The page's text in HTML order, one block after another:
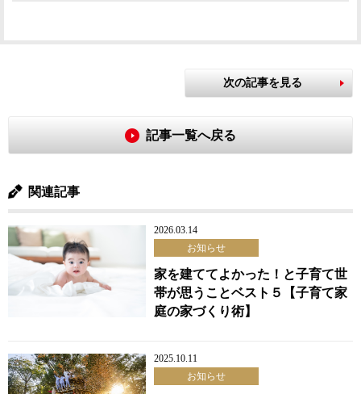
記事一覧へ戻る
次の記事を見る
関連記事
2026.03.14
お知らせ
家を建ててよかった！と子育て世
帯が思うことベスト５【子育て家
庭の家づくり術】
2025.10.11
お知らせ